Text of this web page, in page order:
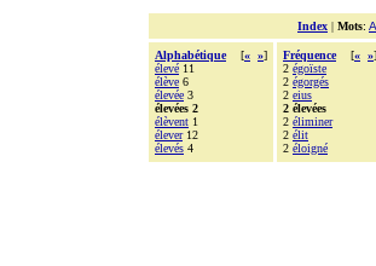
Index | Mots:
Alphabétique [« »]
élevé 11
élève 6
élevée 3
élevées 2
élèvent 1
élever12
élevés 4
Fréquence [« »]
2 égoïste
2 égorgés
2 eius
2 élevées
2 éliminer
2 élit
2 éloigné